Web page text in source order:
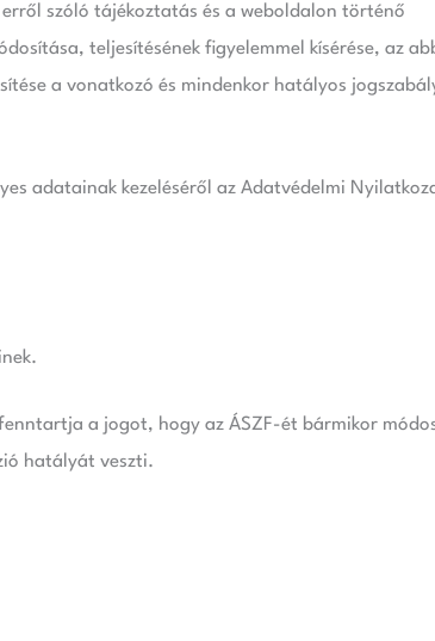
szóló tájékoztatás és a weboldalon történő
teljesítésének figyelemmel kísérése, az
a vonatkozó és mindenkor hatályos
adatainak kezeléséről az Adatvédelmi
a jogot, hogy az ÁSZF-ét bármikor
hatályát veszti.